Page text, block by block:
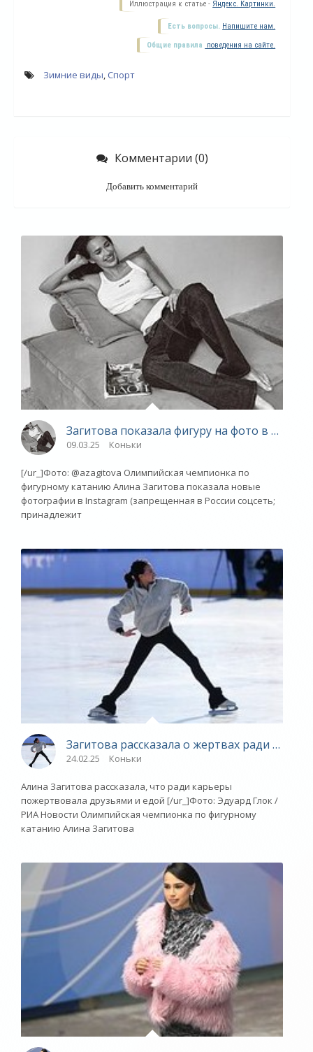
Иллюстрация к статье - Яндекс. Картинки.
Есть вопросы. Напишите нам.
Общие правила поведения на сайте.
Зимние виды, Спорт
Комментарии (0)
Добавить комментарий
Загитова показала фигуру на фото в
09.03.25 Коньки
[/ur_]Фото: @azagitova Олимпийская чемпионка по
фигурному катанию Алина Загитова показала новые
фотографии в Instagram (запрещенная в России соцсеть;
принадлежит
Загитова рассказала о жертвах ради
24.02.25 Коньки
Алина Загитова рассказала, что ради карьеры
пожертвовала друзьями и едой [/ur_]Фото: Эдуард Глок /
РИА Новости Олимпийская чемпионка по фигурному
катанию Алина Загитова